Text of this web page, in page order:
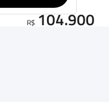
R$ 104.900